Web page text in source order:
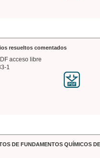
resueltos comentados
acceso libre
1
DE FUNDAMENTOS QUÍMICOS